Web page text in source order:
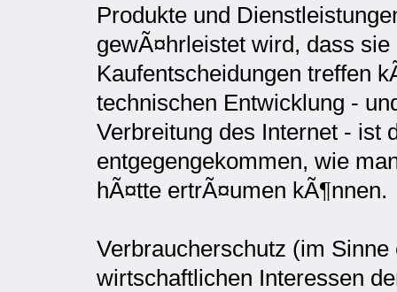
Produkte und
gewÃ¤hrleistet wird, dass
Kaufentscheidungen treffen
technischen Entwicklung -
Verbreitung des Internet - ist
entgegengekommen, wie
hÃ¤tte ertrÃ¤umen kÃ¶nnen.
Verbraucherschutz (im
wirtschaftlichen Interessen